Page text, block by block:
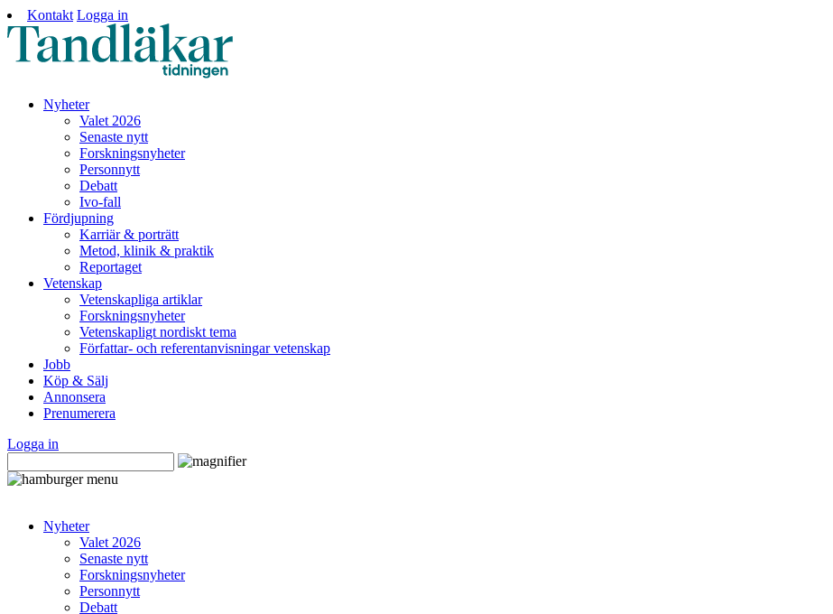
Kontakt Logga in
Nyheter
Valet 2026
Senaste nytt
Forskningsnyheter
Personnytt
Debatt
Ivo-fall
Fördjupning
Karriär & porträtt
Metod, klinik & praktik
Reportaget
Vetenskap
Vetenskapliga artiklar
Forskningsnyheter
Vetenskapligt nordiskt tema
Författar- och referentanvisningar vetenskap
Jobb
Köp & Sälj
Annonsera
Prenumerera
Logga in
Nyheter
Valet 2026
Senaste nytt
Forskningsnyheter
Personnytt
Debatt